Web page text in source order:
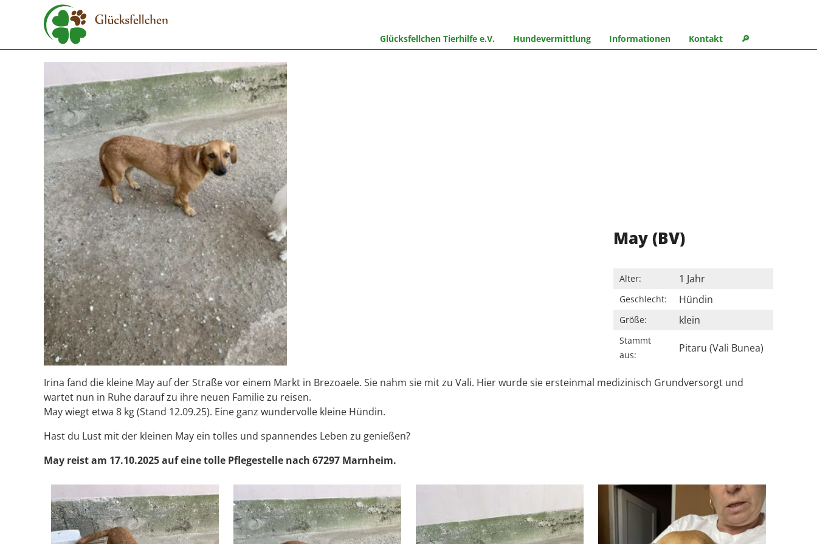
Glücksfellchen Tierhilfe e.V. Hundevermittlung Informationen Kontakt 🔎︎
May (BV)
Alter: 1 Jahr
Geschlecht: Hündin
Größe: klein
Stammt
aus:
Pitaru (Vali Bunea)
Irina fand die kleine May auf der Straße vor einem Markt in Brezoaele. Sie nahm sie mit zu Vali. Hier wurde sie ersteinmal medizinisch Grundversorgt und
wartet nun in Ruhe darauf zu ihre neuen Familie zu reisen.
May wiegt etwa 8 kg (Stand 12.09.25). Eine ganz wundervolle kleine Hündin.
Hast du Lust mit der kleinen May ein tolles und spannendes Leben zu genießen?
May reist am 17.10.2025 auf eine tolle Pflegestelle nach 67297 Marnheim.